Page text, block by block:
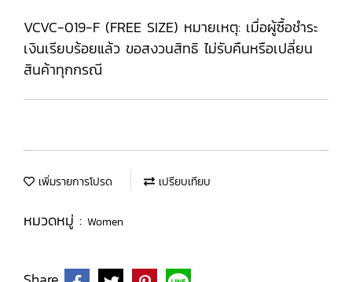
VCVC-019-F (FREE SIZE) หมายเหตุ: เมื่อผู้ซื้อชำระ
เงินเรียบร้อยแล้ว ขอสงวนสิทธิ ไม่รับคืนหรือเปลี่ยน
สินค้าทุกกรณี
เพิ่มรายการโปรด เปรียบเทียบ
หมวดหมู่ : Women